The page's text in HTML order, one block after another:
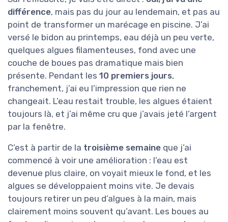
différence, mais pas du jour au lendemain, et pas au
point de transformer un marécage en piscine. J’ai
versé le bidon au printemps, eau déjà un peu verte,
quelques algues filamenteuses, fond avec une
couche de boues pas dramatique mais bien
présente. Pendant les 10 premiers jours,
franchement, j’ai eu l’impression que rien ne
changeait. L’eau restait trouble, les algues étaient
toujours là, et j’ai même cru que j’avais jeté l’argent
par la fenêtre.
C’est à partir de la troisième semaine que j’ai
commencé à voir une amélioration : l’eau est
devenue plus claire, on voyait mieux le fond, et les
algues se développaient moins vite. Je devais
toujours retirer un peu d’algues à la main, mais
clairement moins souvent qu’avant. Les boues au